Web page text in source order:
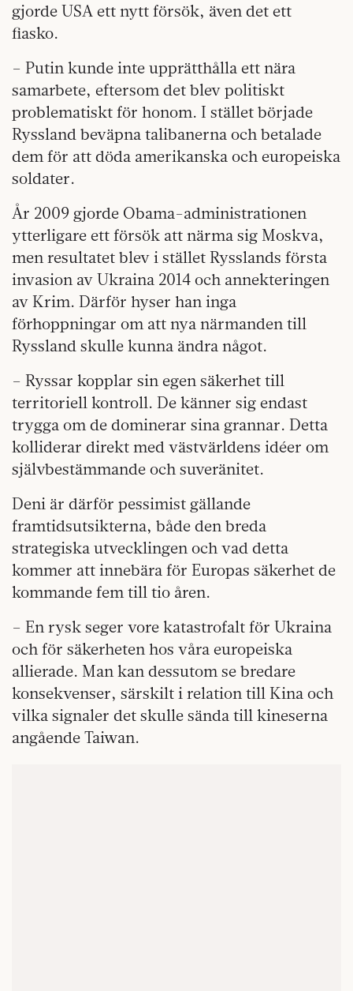
gjorde USA ett nytt försök, även det ett
fiasko.
– Putin kunde inte upprätthålla ett nära
samarbete, eftersom det blev politiskt
problematiskt för honom. I stället började
Ryssland beväpna talibanerna och betalade
dem för att döda amerikanska och europeiska
soldater.
År 2009 gjorde Obama-administrationen
ytterligare ett försök att närma sig Moskva,
men resultatet blev i stället Rysslands första
invasion av Ukraina 2014 och annekteringen
av Krim. Därför hyser han inga
förhoppningar om att nya närmanden till
Ryssland skulle kunna ändra något.
– Ryssar kopplar sin egen säkerhet till
territoriell kontroll. De känner sig endast
trygga om de dominerar sina grannar. Detta
kolliderar direkt med västvärldens idéer om
självbestämmande och suveränitet.
Deni är därför pessimist gällande
framtidsutsikterna, både den breda
strategiska utvecklingen och vad detta
kommer att innebära för Europas säkerhet de
kommande fem till tio åren.
– En rysk seger vore katastrofalt för Ukraina
och för säkerheten hos våra europeiska
allierade. Man kan dessutom se bredare
konsekvenser, särskilt i relation till Kina och
vilka signaler det skulle sända till kineserna
angående Taiwan.